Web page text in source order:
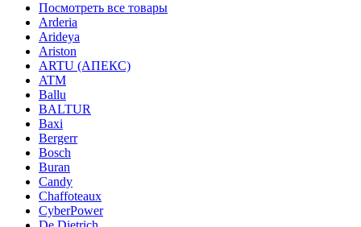
Посмотреть все товары
Arderia
Arideya
Ariston
ARTU (АПЕКС)
ATM
Ballu
BALTUR
Baxi
Bergerr
Bosch
Buran
Candy
Chaffoteaux
CyberPower